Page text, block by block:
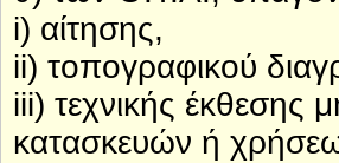
i) αίτησης,
ii) τοπογραφικού
iii) τεχνικής έκθεσης
κατασκευών ή